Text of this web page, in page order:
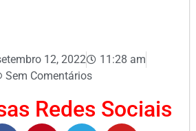
12, 2022
11:28 am
Sem Comentários
Redes Sociais